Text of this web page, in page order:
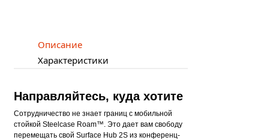
Описание
Характеристики
Направляйтесь, куда хотите
Сотрудничество не знает границ с мобильной
стойкой Steelcase Roam™. Это дает вам свободу
перемещать свой Surface Hub 2S из конференц-